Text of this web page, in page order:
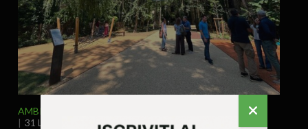
AMBIENTE
31 Luglio 2026 - 15.02